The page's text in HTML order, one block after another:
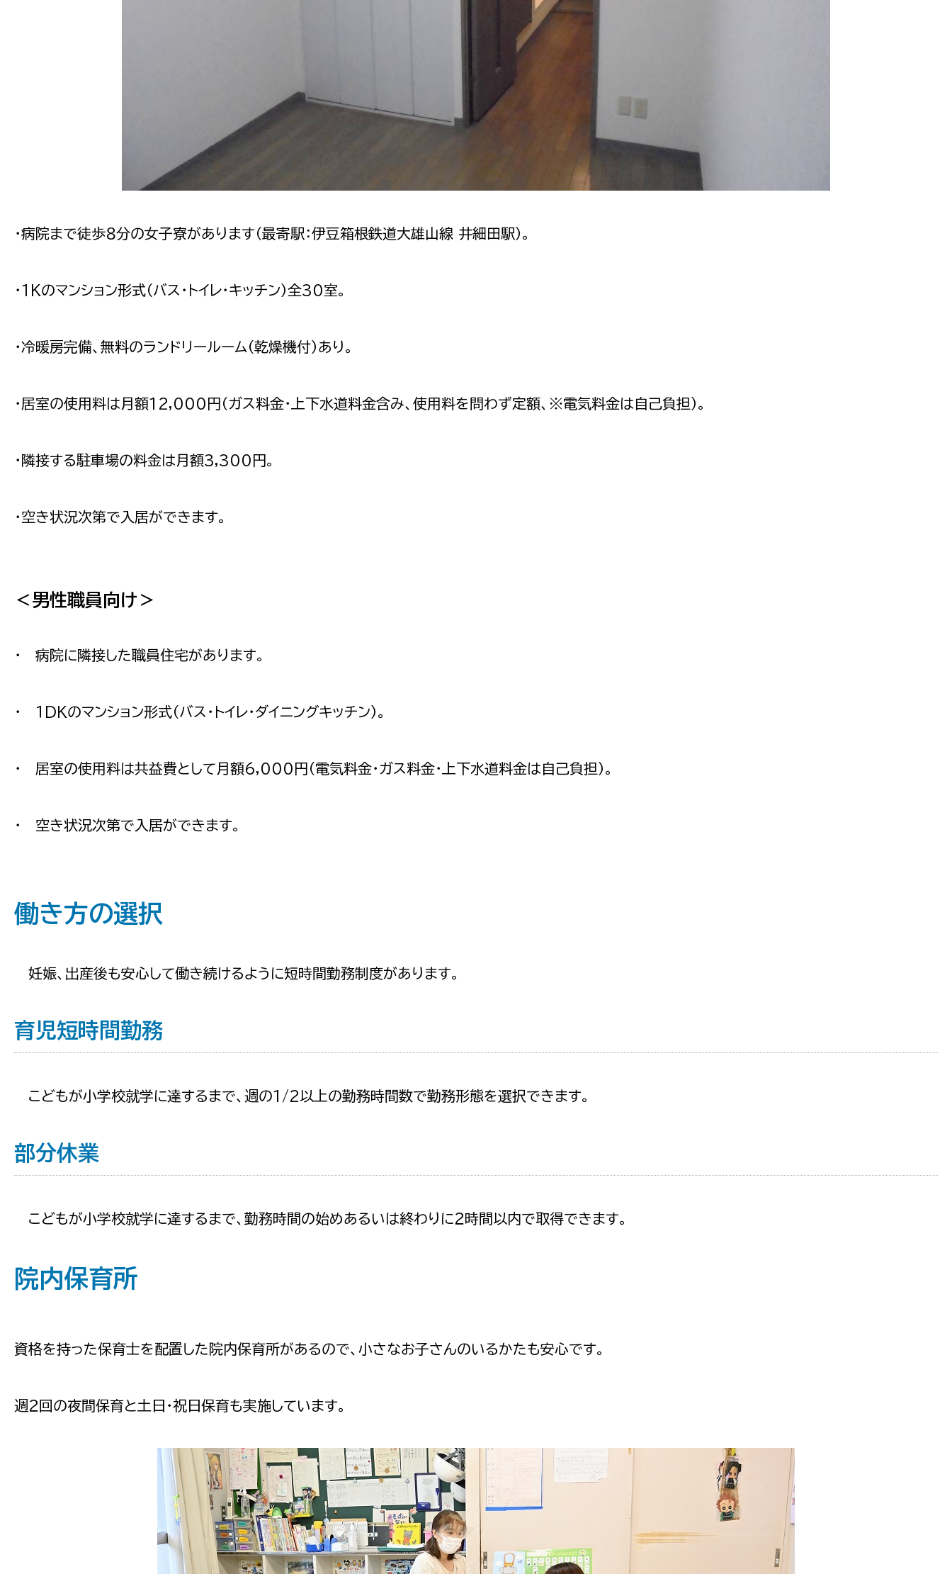
・病院まで徒歩８分の女子寮があります（最寄駅：伊豆箱根鉄道大雄山線 井細田駅）。
・1Kのマンション形式（バス・トイレ・キッチン）全30室。
・冷暖房完備、無料のランドリールーム（乾燥機付）あり。
・居室の使用料は月額12,000円（ガス料金・上下水道料金含み、使用料を問わず定額、※電気料金は自己負担）。
・隣接する駐車場の料金は月額3,300円。
・空き状況次第で入居ができます。
＜男性職員向け＞
・ 病院に隣接した職員住宅があります。
・ １DKのマンション形式（バス・トイレ・ダイニングキッチン）。
・ 居室の使用料は共益費として月額6,000円（電気料金・ガス料金・上下水道料金は自己負担）。
・ 空き状況次第で入居ができます。
働き方の選択
妊娠、出産後も安心して働き続けるように短時間勤務制度があります。
育児短時間勤務
こどもが小学校就学に達するまで、週の1/2以上の勤務時間数で勤務形態を選択できます。
部分休業
こどもが小学校就学に達するまで、勤務時間の始めあるいは終わりに２時間以内で取得できます。
院内保育所
資格を持った保育士を配置した院内保育所があるので、小さなお子さんのいるかたも安心です。
週２回の夜間保育と土日・祝日保育も実施しています。